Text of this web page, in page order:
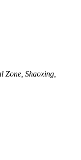
Zone, Shaoxing,